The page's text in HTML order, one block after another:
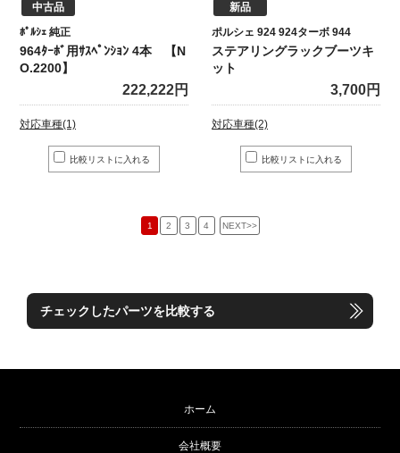
ﾎﾟﾙｼｪ 純正
964ﾀｰﾎﾞ用ｻｽﾍﾟﾝｼｮﾝ 4本 【N
O.2200】
中古品
222,222円
対応車種(1)
ポルシェ 924 924ターボ 944
ステアリングラックブーツキ
ット
新品
3,700円
対応車種(2)
1 2 3 4 NEXT>>
チェックしたパーツを比較する
ホーム
会社概要